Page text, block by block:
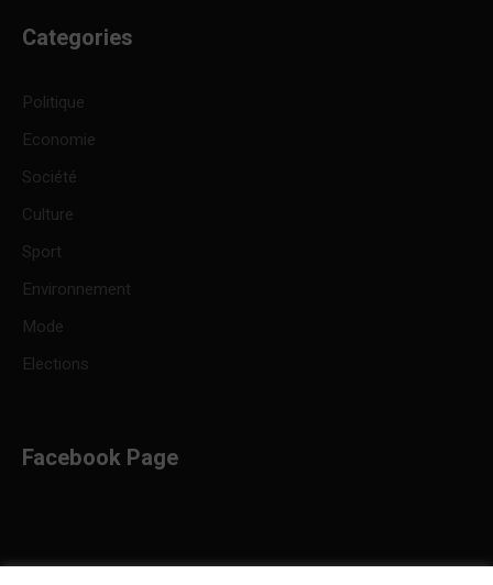
Categories
Politique
Economie
Société
Culture
Sport
Environnement
Mode
Elections
Facebook Page